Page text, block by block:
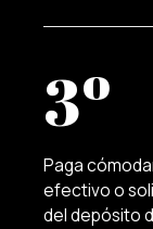
3º
Paga
efectivo o
del depósito